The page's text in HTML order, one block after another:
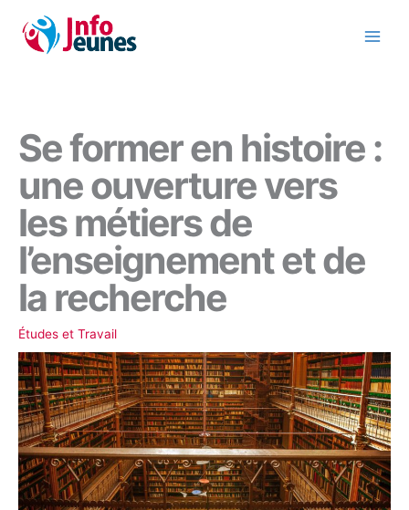
contenu
Se former en histoire :
une ouverture vers
les métiers de
l’enseignement et de
la recherche
Études et Travail